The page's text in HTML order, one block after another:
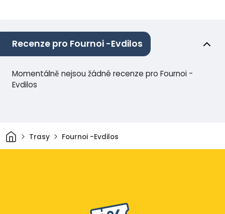
Recenze pro Fournoi -Evdilos
Momentálně nejsou žádné recenze pro Fournoi -
Evdilos
Domov
Trasy Fournoi -Evdilos